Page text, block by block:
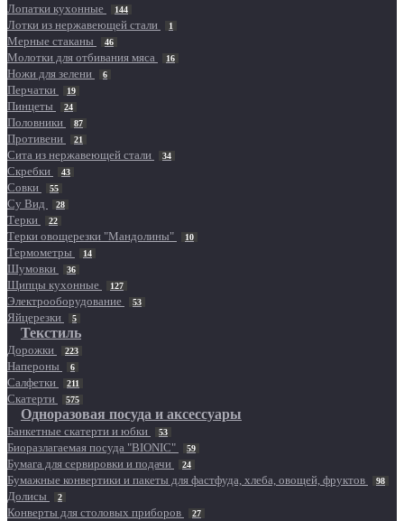
Лопатки кухонные 144
Лотки из нержавеющей стали 1
Мерные стаканы 46
Молотки для отбивания мяса 16
Ножи для зелени 6
Перчатки 19
Пинцеты 24
Половники 87
Противени 21
Сита из нержавеющей стали 34
Скребки 43
Совки 55
Су Вид 28
Терки 22
Терки овощерезки "Мандолины" 10
Термометры 14
Шумовки 36
Щипцы кухонные 127
Электрооборудование 53
Яйцерезки 5
Текстиль
Дорожки 223
Напероны 6
Салфетки 211
Скатерти 575
Одноразовая посуда и аксессуары
Банкетные скатерти и юбки 53
Биоразлагаемая посуда "BIONIC" 59
Бумага для сервировки и подачи 24
Бумажные конвертики и пакеты для фастфуда, хлеба, овощей, фруктов 98
Долисы 2
Конверты для столовых приборов 27